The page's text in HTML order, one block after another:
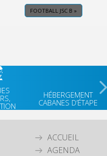
FOOTBALL JSC B »
HÉBERGEMENT
CABANES D’ÉTAPE
ACCUEIL
AGENDA